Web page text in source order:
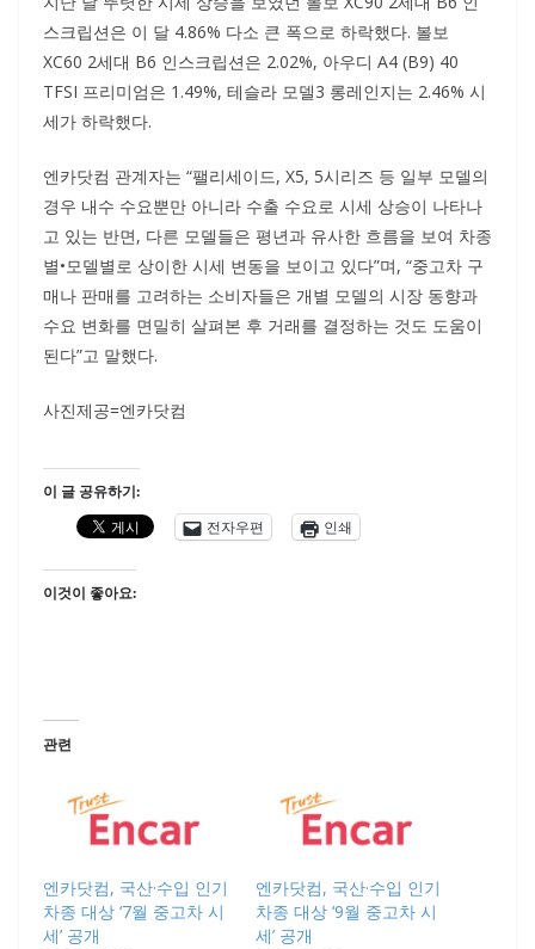
스크립션은 이 달 4.86% 다소 큰 폭으로 하락했다. 볼보
XC60 2세대 B6 인스크립션은 2.02%, 아우디 A4 (B9) 40
TFSI 프리미엄은 1.49%, 테슬라 모델3 롱레인지는 2.46% 시
세가 하락했다.
엔카닷컴 관계자는 “팰리세이드, X5, 5시리즈 등 일부 모델의
경우 내수 수요뿐만 아니라 수출 수요로 시세 상승이 나타나
고 있는 반면, 다른 모델들은 평년과 유사한 흐름을 보여 차종
별•모델별로 상이한 시세 변동을 보이고 있다”며, “중고차 구
매나 판매를 고려하는 소비자들은 개별 모델의 시장 동향과
수요 변화를 면밀히 살펴본 후 거래를 결정하는 것도 도움이
된다”고 말했다.
사진제공=엔카닷컴
이 글 공유하기:
전자우편
인쇄
이것이 좋아요:
관련
엔카닷컴, 국산·수입 인기
차종 대상 ‘7월 중고차 시
세’ 공개
엔카닷컴, 국산·수입 인기
차종 대상 ‘9월 중고차 시
세’ 공개